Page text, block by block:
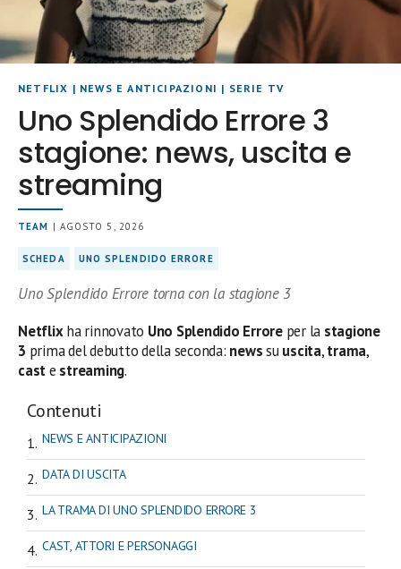
NETFLIX | NEWS E ANTICIPAZIONI | SERIE TV
Uno Splendido Errore 3
stagione: news, uscita e
streaming
TEAM | AGOSTO 5, 2026
SCHEDA UNO SPLENDIDO ERRORE
Uno Splendido Errore torna con la stagione 3
Netflixha rinnovato Uno Splendido Erroreper la stagione
3 prima del debutto della seconda: newssuuscita,trama,
caste streaming.
Contenuti
NEWS E ANTICIPAZIONI
DATA DI USCITA
LA TRAMA DI UNO SPLENDIDO ERRORE 3
CAST, ATTORI E PERSONAGGI